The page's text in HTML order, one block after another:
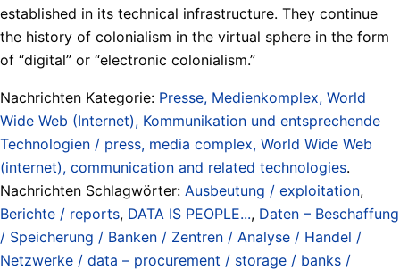
established in its technical infrastructure. They continue
the history of colonialism in the virtual sphere in the form
of “digital” or “electronic colonialism.”
Nachrichten Kategorie: Presse, Medienkomplex, World
Wide Web (Internet), Kommunikation und entsprechende
Technologien / press, media complex, World Wide Web
(internet), communication and related technologies.
Nachrichten Schlagwörter: Ausbeutung / exploitation,
Berichte / reports, DATA IS PEOPLE..., Daten – Beschaffung
/ Speicherung / Banken / Zentren / Analyse / Handel /
Netzwerke / data – procurement / storage / banks /